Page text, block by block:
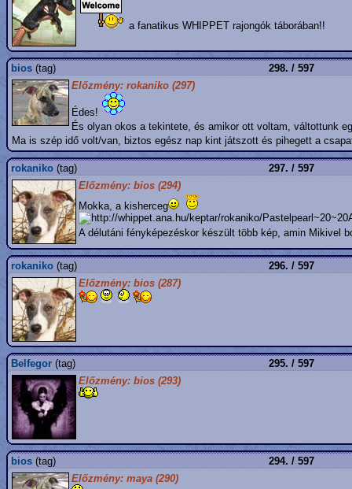
a fanatikus WHIPPET rajongók táborában!!
bios (tag)
298. / 597
Előzmény: rokaniko (297)
Édes!
És olyan okos a tekintete, és amikor ott voltam, váltottunk
Ma is szép idő volt/van, biztos egész nap kint játszott és pihegett a
rokaniko (tag)
297. / 597
Előzmény: bios (294)
Mokka, a kisherceg
A délutáni fényképezéskor készült több kép, amin Mikivel
rokaniko (tag)
296. / 597
Előzmény: bios (287)
Belfegor (tag)
295. / 597
Előzmény: bios (293)
bios (tag)
294. / 597
Előzmény: maya (290)